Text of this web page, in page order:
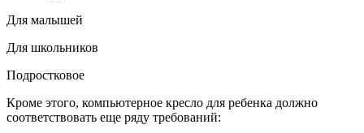
Для малышей
Для школьников
Подростковое
Кроме этого, компьютерное кресло для ребенка должно
соответствовать еще ряду требований: